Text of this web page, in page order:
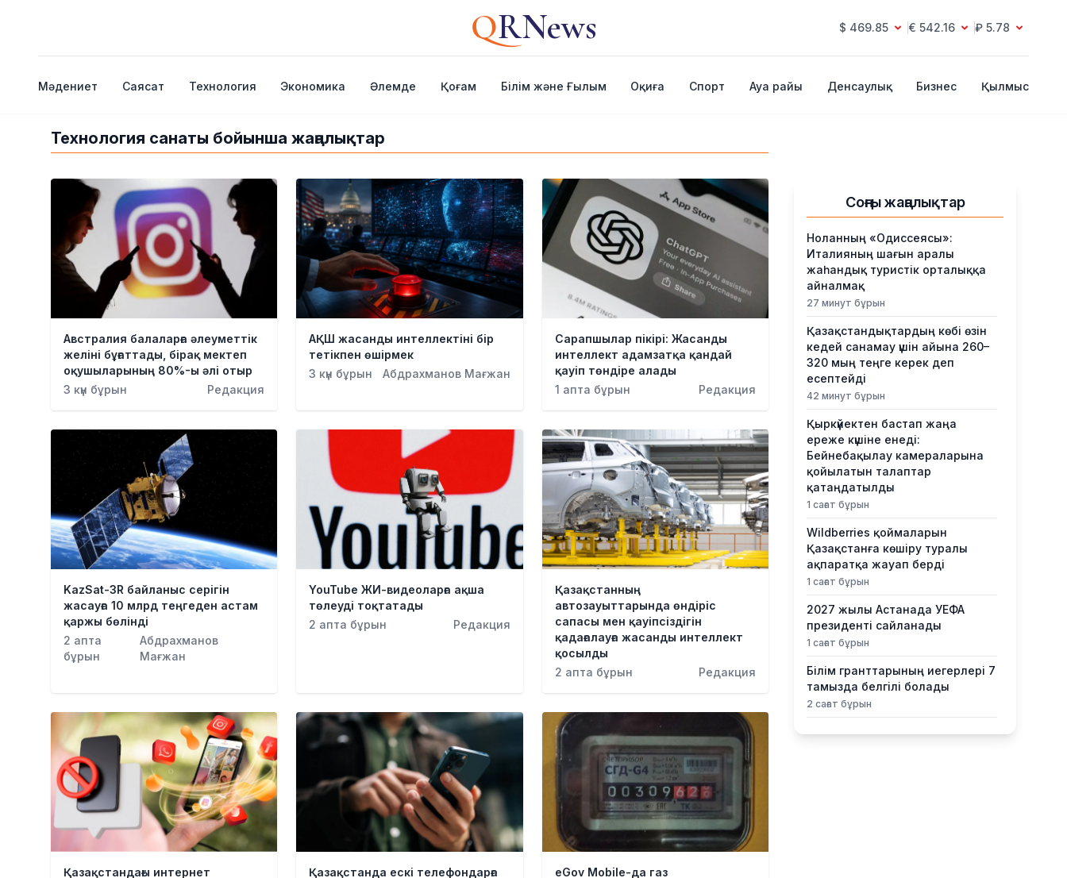
QRNews $ 469.85 € 542.16 ₽ 5.78
Мәдениет Саясат Технология Экономика Әлемде Қоғам Білім және Ғылым Оқиға Спорт Ауа райы Денсаулық Бизнес Қылмыс
Технология санаты бойынша жаңалықтар
Австралия балаларға әлеуметтік
желіні бұғаттады, бірақ мектеп
оқушыларының 80%-ы әлі отыр
3 күн бұрын
Редакция
АҚШ жасанды интеллектіні бір
тетікпен өшірмек
3 күн бұрын
Абдрахманов Мағжан
Сарапшылар пікірі: Жасанды
интеллект адамзатқа қандай
қауіп төндіре алады
1 апта бұрын
Редакция
KazSat-3R байланыс серігін
жасауға 10 млрд теңгеден астам
қаржы бөлінді
2 апта
бұрын
Абдрахманов
Мағжан
YouTube ЖИ-видеоларға ақша
төлеуді тоқтатады
2 апта бұрын
Редакция
Қазақстанның
автозауыттарында өндіріс
сапасы мен қауіпсіздігін
қадағалауға жасанды интеллект
қосылды
2 апта бұрын
Редакция
Қазақстандағы интернет
Қазақстанда ескі телефондарға
eGov Mobile-да газ
Соңғы жаңалықтар
Ноланның «Одиссеясы»:
Италияның шағын аралы
жаһандық туристік орталыққа
айналмақ
27 минут бұрын
Қазақстандықтардың көбі өзін
кедей санамау үшін айына 260–
320 мың теңге керек деп
есептейді
42 минут бұрын
Қыркүйектен бастап жаңа
ереже күшіне енеді:
Бейнебақылау камераларына
қойылатын талаптар
қатаңдатылды
1 сағат бұрын
Wildberries қоймаларын
Қазақстанға көшіру туралы
ақпаратқа жауап берді
1 сағат бұрын
2027 жылы Астанада УЕФА
президенті сайланады
1 сағат бұрын
Білім гранттарының иегерлері 7
тамызда белгілі болады
2 сағат бұрын
Тоқаев «Бәйтерек» холдингінің